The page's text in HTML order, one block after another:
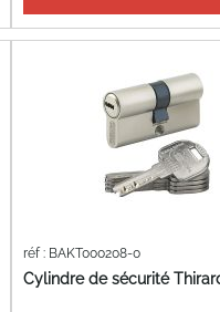
Cylindre de sécurité
réf : BAKT000208-0